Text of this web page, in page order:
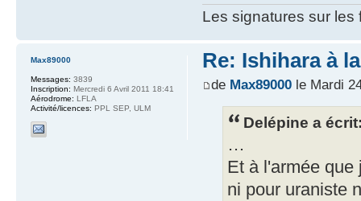
Les signatures sur les
Re: Ishihara à
de Max89000le Mardi
Delépine a
…
Et à l'armée que
ni pour uraniste
Max89000
Messages: 3839
Inscription: Mercredi 6 Avril 2011 18:41
Aérodrome: LFLA
Activité/licences: PPL SEP, ULM